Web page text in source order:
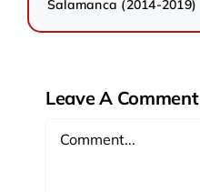
Salamanca (2014-2019)
Leave A Comment
Comment